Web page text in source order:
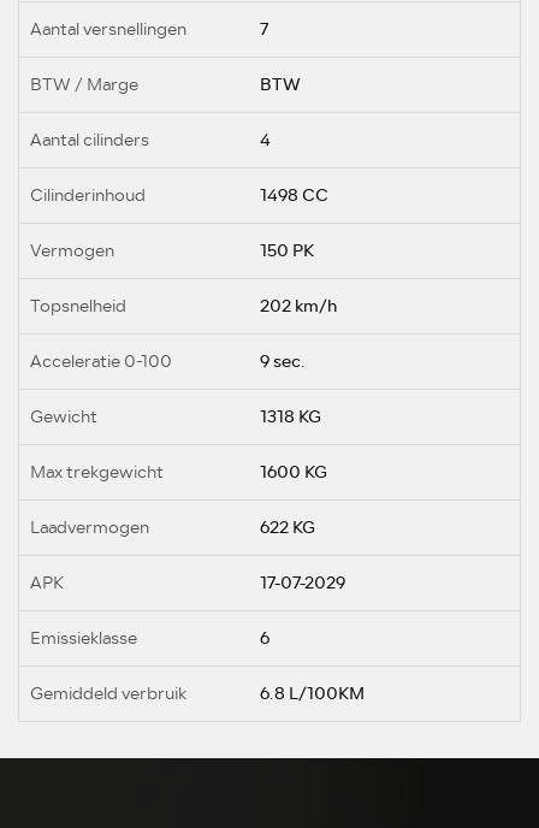
Aantal versnellingen 7
BTW / Marge BTW
Aantal cilinders 4
Cilinderinhoud 1498 CC
Vermogen 150 PK
Topsnelheid 202 km/h
Acceleratie 0-100 9 sec.
Gewicht 1318 KG
Max trekgewicht 1600 KG
Laadvermogen 622 KG
APK 17-07-2029
Emissieklasse 6
Gemiddeld verbruik 6.8 L/100KM